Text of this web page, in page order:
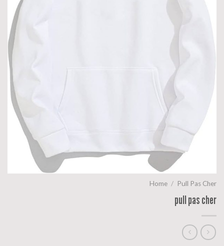
Home / Pull Pas Cher
pull pas cher